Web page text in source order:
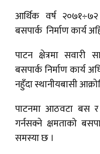
आर्थिक वर्ष
बसपार्क निर्माण कार्य
पाटन क्षेत्रमा सवारी
बसपार्क निर्माण कार्य
नहुँदा स्थानीयबासी
पाटनमा आठवटा बस
गर्नसक्ने क्षमताको
समस्या छ ।